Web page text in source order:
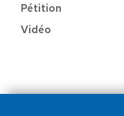
Pétition
Vidéo